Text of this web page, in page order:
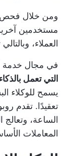
ومن خلال فحص
مستخدمين
العملاء،
في مجال خدمة
التي تعمل
يسمح للوكلاء
تعقيدًا. تقدم
الساعة، وتعالج
المعاملات